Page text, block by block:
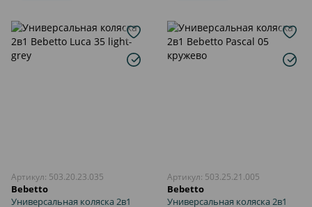
Артикул: 503.20.23.035
Bebetto
Универсальная коляска 2в1
Артикул: 503.25.21.005
Bebetto
Универсальная коляска 2в1